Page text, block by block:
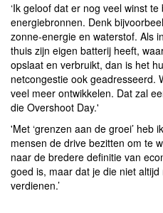
‘Ik geloof dat er nog veel winst
energiebronnen. Denk
zonne-energie en waterstof. Als
thuis zijn eigen batterij heeft,
opslaat en verbruikt, dan is het
netcongestie ook geadresseerd.
veel meer ontwikkelen. Dat zal
die Overshoot Day.'
'Met ‘grenzen aan de groei’ heb
mensen de drive bezitten om te
naar de bredere definitie van
goed is, maar dat je die niet
verdienen.’